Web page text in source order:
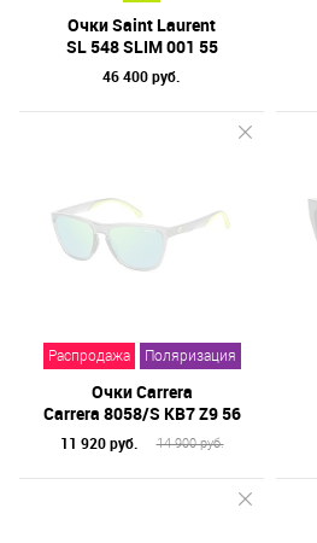
Очки Saint Laurent
SL 548 SLIM 001 55
46 400 руб.
Распродажа Поляризация
Очки Carrera
Carrera 8058/S KB7 Z9 56
11 920 руб. 14 900 руб.